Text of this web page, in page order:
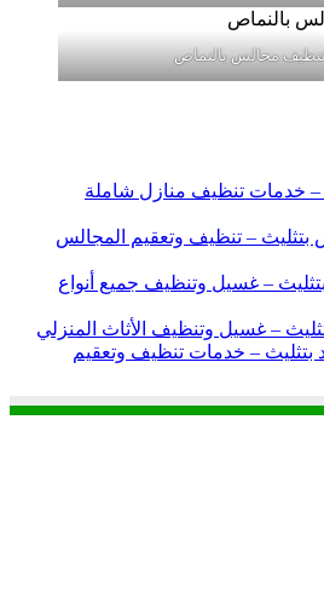
مجالس بالنماص
– خدمات تنظيف منازل شاملة
– تنظيف وتعقيم المجالس
– غسيل وتنظيف جميع أنواع
– غسيل وتنظيف الأثاث المنزلي
– خدمات تنظيف وتعقيم